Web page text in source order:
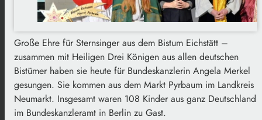
Große Ehre für Sternsinger aus dem Bistum Eichstätt –
zusammen mit Heiligen Drei Königen aus allen deutschen
Bistümer haben sie heute für Bundeskanzlerin Angela Merkel
gesungen. Sie kommen aus dem Markt Pyrbaum im Landkreis
Neumarkt. Insgesamt waren 108 Kinder aus ganz Deutschland
im Bundeskanzleramt in Berlin zu Gast.